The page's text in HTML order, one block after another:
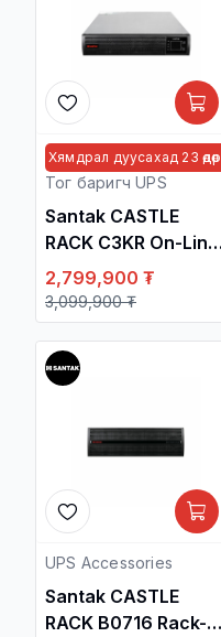
Хямдрал дуусахад 23 өдөр
Тог баригч UPS
Santak CASTLE
RACK C3KR On-Line
3000VA/2400W
Rack UPS / Тог
Баригч
тогтворжуулагч /
2,799,900 ₮
3,099,900 ₮
UPS Accessories
Santak CASTLE
RACK B0716 Rack-